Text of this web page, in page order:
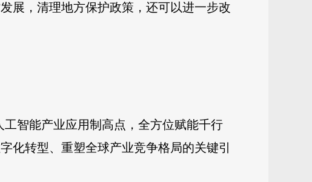
展，清理地方保护政策，还可以进一步改
智能产业应用制高点，全方位赋能千行
化转型、重塑全球产业竞争格局的关键引